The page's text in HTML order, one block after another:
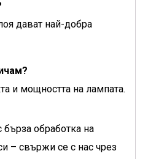
дават най-добра
и мощността на лампата.
обработка на
– свържи се с нас чрез